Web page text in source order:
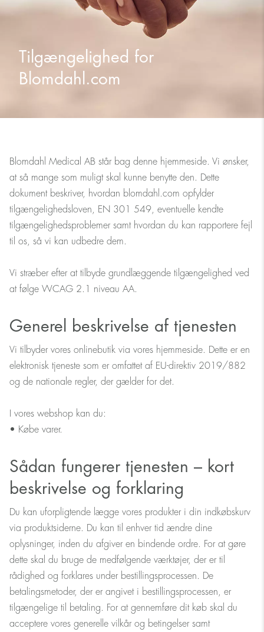
Tilgængelighed for
Blomdahl.com
Blomdahl Medical AB står bag denne hjemmeside. Vi ønsker,
at så mange som muligt skal kunne benytte den. Dette
dokument beskriver, hvordan blomdahl.com opfylder
tilgængelighedsloven, EN 301 549, eventuelle kendte
tilgængelighedsproblemer samt hvordan du kan rapportere fejl
til os, så vi kan udbedre dem.
Vi stræber efter at tilbyde grundlæggende tilgængelighed ved
at følge WCAG 2.1 niveau AA.
Generel beskrivelse af tjenesten
Vi tilbyder vores onlinebutik via vores hjemmeside. Dette er en
elektronisk tjeneste som er omfattet af EU-direktiv 2019/882
og de nationale regler, der gælder for det.
I vores webshop kan du:
• Købe varer.
Sådan fungerer tjenesten – kort
beskrivelse og forklaring
Du kan uforpligtende lægge vores produkter i din indkøbskurv
via produktsiderne. Du kan til enhver tid ændre dine
oplysninger, inden du afgiver en bindende ordre. For at gøre
dette skal du bruge de medfølgende værktøjer, der er til
rådighed og forklares under bestillingsprocessen. De
betalingsmetoder, der er angivet i bestillingsprocessen, er
tilgængelige til betaling. For at gennemføre dit køb skal du
acceptere vores generelle vilkår og betingelser samt